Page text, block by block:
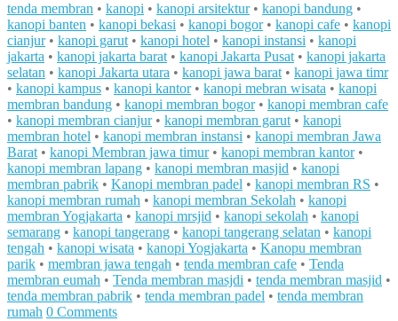
tenda membran • kanopi • kanopi arsitektur• kanopi bandung •
kanopi banten • kanopi bekasi • kanopi bogor• kanopi cafe • kanopi
cianjur• kanopi garut • kanopi hotel • kanopi instansi • kanopi
jakarta • kanopi jakarta barat • kanopi Jakarta Pusat • kanopi jakarta
selatan • kanopi Jakarta utara • kanopi jawa barat • kanopi jawa timr
• kanopi kampus • kanopi kantor• kanopi mebran wisata • kanopi
membran bandung • kanopi membran bogor• kanopi membran cafe
• kanopi membran cianjur• kanopi membran garut • kanopi
membran hotel • kanopi membran instansi • kanopi membran Jawa
Barat • kanopi Membran jawa timur• kanopi membran kantor•
kanopi membran lapang • kanopi membran masjid • kanopi
membran pabrik • Kanopi membran padel • kanopi membran RS •
kanopi membran rumah • kanopi membran Sekolah • kanopi
membran Yogjakarta • kanopi mrsjid • kanopi sekolah • kanopi
semarang • kanopi tangerang • kanopi tangerang selatan • kanopi
tengah • kanopi wisata • kanopi Yogjakarta • Kanopu membran
parik • membran jawa tengah • tenda membran cafe • Tenda
membran eumah • Tenda membran masjdi • tenda membran masjid •
tenda membran pabrik • tenda membran padel • tenda membran
rumah 0 Comments